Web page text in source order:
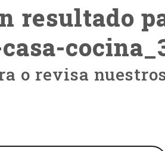
resultado
o revisa